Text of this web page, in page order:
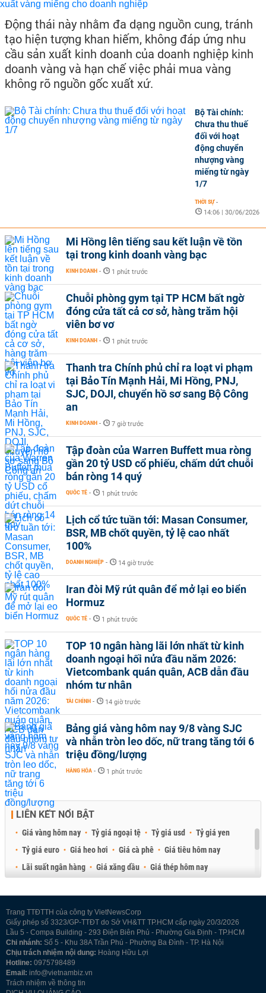
Động thái này nhằm đa dạng nguồn cung, tránh
tạo hiện tượng khan hiếm, không đáp ứng nhu
cầu sản xuất kinh doanh của doanh nghiệp kinh
doanh vàng và hạn chế việc phải mua vàng
không rõ nguồn gốc xuất xứ.
Bộ Tài chính:
Chưa thu thuế
đối với hoạt
động chuyển
nhượng vàng
miếng từ ngày
1/7
THỜI SỰ -
14:06 | 30/06/2026
Mi Hồng lên tiếng sau kết luận về tồn
tại trong kinh doanh vàng bạc
KINH DOANH - 1 phút trước
Chuỗi phòng gym tại TP HCM bất ngờ
đóng cửa tất cả cơ sở, hàng trăm hội
viên bơ vơ
KINH DOANH - 1 phút trước
Thanh tra Chính phủ chỉ ra loạt vi phạm
tại Bảo Tín Mạnh Hải, Mi Hồng, PNJ,
SJC, DOJI, chuyển hồ sơ sang Bộ Công
an
KINH DOANH - 7 giờ trước
Tập đoàn của Warren Buffett mua ròng
gần 20 tỷ USD cổ phiếu, chấm dứt chuỗi
bán ròng 14 quý
QUỐC TẾ - 1 phút trước
Lịch cổ tức tuần tới: Masan Consumer,
BSR, MB chốt quyền, tỷ lệ cao nhất
100%
DOANH NGHIỆP - 14 giờ trước
Iran đòi Mỹ rút quân để mở lại eo biển
Hormuz
QUỐC TẾ - 1 phút trước
TOP 10 ngân hàng lãi lớn nhất từ kinh
doanh ngoại hối nửa đầu năm 2026:
Vietcombank quán quân, ACB dẫn đầu
nhóm tư nhân
TÀI CHÍNH - 14 giờ trước
Bảng giá vàng hôm nay 9/8 vàng SJC
và nhẫn tròn leo dốc, nữ trang tăng tới 6
triệu đồng/lượng
HÀNG HÓA - 1 phút trước
LIÊN KẾT NỔI BẬT
Giá vàng hôm nay Tỷ giá ngoại tệ Tỷ giá usd
Tỷ giá yen
Tỷ giá euro
Giá heo hơi Giá cà phê
Giá tiêu hôm nay
Lãi suất ngân hàng
Giá xăng dầu
Giá thép hôm nay
Trang TTĐTTH của công ty VietNewsCorp
Giấy phép số 3323/GP-TTĐT do Sở VH&TT TP.HCM cấp ngày 20/3/2026
Lầu 5 - Compa Building - 293 Điện Biên Phủ - Phường Gia Định - TP.HCM
Chi nhánh: Số 5 - Khu 38A Trần Phú - Phường Ba Đình - TP. Hà Nội
Chịu trách nhiệm nội dung: Hoàng Hữu Lợi
Hotline: 0975798489
Email: info@vietnambiz.vn
Trách nhiệm về thông tin